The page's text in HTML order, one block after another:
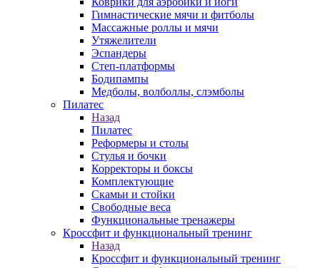
Гимнастические мячи и фитболы
Массажные роллы и мячи
Утяжелители
Эспандеры
Степ-платформы
Бодипампы
Медболы, волболлы, слэмболы
Пилатес
Назад
Пилатес
Реформеры и столы
Стулья и бочки
Корректоры и боксы
Комплектующие
Скамьи и стойки
Свободные веса
Функциональные тренажеры
Кроссфит и функциональный тренинг
Назад
Кроссфит и функциональный тренинг